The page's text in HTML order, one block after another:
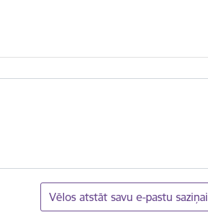
Vēlos atstāt savu e-pastu saziņai